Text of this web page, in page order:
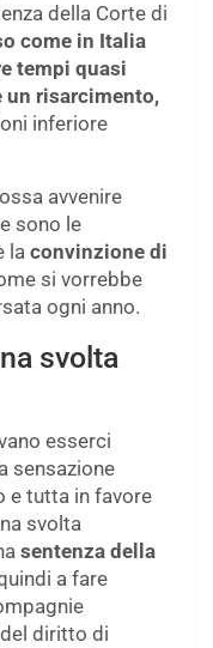
della Corte di
come in Italia
tempi quasi
un risarcimento,
inferiore
avvenire
sono le
laconvinzione di
si vorrebbe
ogni anno.
svolta
esserci
sensazione
e tutta in favore
svolta
sentenza della
a fare
diritto di